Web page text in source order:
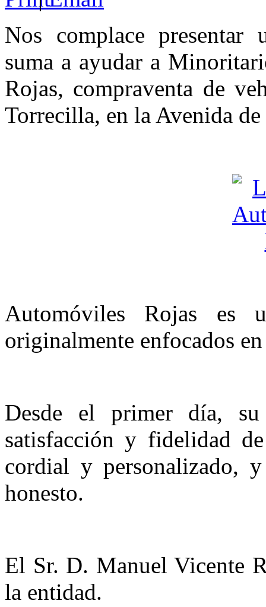
Nos complace presentar
suma a ayudar a
Rojas, compraventa de
Torrecilla, en la Avenida
Automóviles Rojas es
originalmente enfocados
Desde el primer día,
satisfacción y fidelidad
cordial y personalizado,
honesto.
El Sr. D. Manuel Vicente
la entidad.